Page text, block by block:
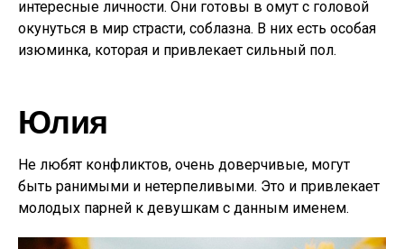
интересные личности. Они готовы в омут с головой
окунуться в мир страсти, соблазна. В них есть особая
изюминка, которая и привлекает сильный пол.
Юлия
Не любят конфликтов, очень доверчивые, могут
быть ранимыми и нетерпеливыми. Это и привлекает
молодых парней к девушкам с данным именем.